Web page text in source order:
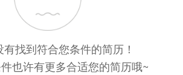
找到符合您条件的简历！
也许有更多合适您的简历哦~